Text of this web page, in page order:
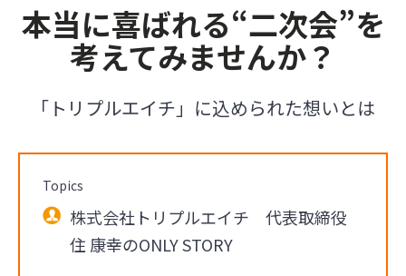
本当に喜ばれる“二次会”を
考えてみませんか？
「トリプルエイチ」に込められた想いとは
Topics
株式会社トリプルエイチ 代表取締役
住 康幸のONLY STORY